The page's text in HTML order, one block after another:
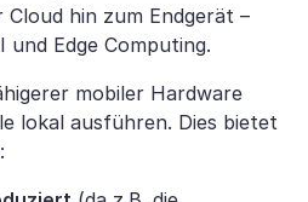
hin zum Endgerät –
Edge Computing.
mobiler Hardware
lokal ausführen. Dies bietet